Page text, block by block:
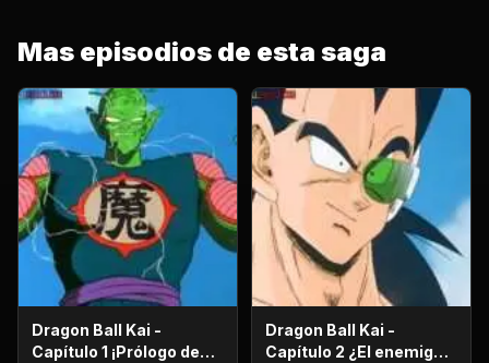
Mas episodios de esta saga
Dragon Ball Kai -
Capítulo 1 ¡Prólogo de
Dragon Ball Kai -
Capítulo 2 ¿El enemigo